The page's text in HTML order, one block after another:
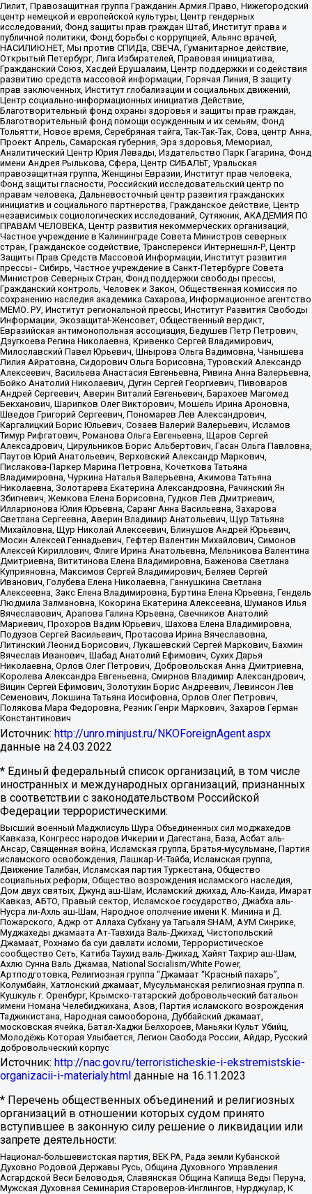
Лилит, Правозащитная группа Гражданин.Армия.Право, Нижегородский
центр немецкой и европейской культуры, Центр гендерных
исследований, Фонд защиты прав граждан Штаб, Институт права и
публичной политики, Фонд борьбы с коррупцией, Альянс врачей,
НАСИЛИЮ.НЕТ, Мы против СПИДа, СВЕЧА, Гуманитарное действие,
Открытый Петербург, Лига Избирателей, Правовая инициатива,
Гражданский Союз, Хасдей Ерушалаим, Центр поддержки и содействия
развитию средств массовой информации, Горячая Линия, В защиту
прав заключенных, Институт глобализации и социальных движений,
Центр социально-информационных инициатив Действие,
Благотворительный фонд охраны здоровья и защиты прав граждан,
Благотворительный фонд помощи осужденным и их семьям, Фонд
Тольятти, Новое время, Серебряная тайга, Так-Так-Так, Сова, центр Анна,
Проект Апрель, Самарская губерния, Эра здоровья, Мемориал,
Аналитический Центр Юрия Левады, Издательство Парк Гагарина, Фонд
имени Андрея Рылькова, Сфера, Центр СИБАЛЬТ, Уральская
правозащитная группа, Женщины Евразии, Институт прав человека,
Фонд защиты гласности, Российский исследовательский центр по
правам человека, Дальневосточный центр развития гражданских
инициатив и социального партнерства, Гражданское действие, Центр
независимых социологических исследований, Сутяжник, АКАДЕМИЯ ПО
ПРАВАМ ЧЕЛОВЕКА, Центр развития некоммерческих организаций,
Частное учреждение в Калининграде Совета Министров северных
стран, Гражданское содействие, Трансперенси Интернешнл-Р, Центр
Защиты Прав Средств Массовой Информации, Институт развития
прессы - Сибирь, Частное учреждение в Санкт-Петербурге Совета
Министров Северных Стран, Фонд поддержки свободы прессы,
Гражданский контроль, Человек и Закон, Общественная комиссия по
сохранению наследия академика Сахарова, Информационное агентство
МЕМО. РУ, Институт региональной прессы, Институт Развития Свободы
Информации, Экозащита!-Женсовет, Общественный вердикт,
Евразийская антимонопольная ассоциация, Бедушев Петр Петрович,
Дзугкоева Регина Николаевна, Кривенко Сергей Владимирович,
Милославский Павел Юрьевич, Шнырова Ольга Вадимовна, Чанышева
Лилия Айратовна, Сидорович Ольга Борисовна, Туровский Александр
Алексеевич, Васильева Анастасия Евгеньевна, Ривина Анна Валерьевна,
Бойко Анатолий Николаевич, Дугин Сергей Георгиевич, Пивоваров
Андрей Сергеевич, Аверин Виталий Евгеньевич, Барахоев Магомед
Бекханович, Шарипков Олег Викторович, Мошель Ирина Ароновна,
Шведов Григорий Сергеевич, Пономарев Лев Александрович,
Каргалицкий Борис Юльевич, Созаев Валерий Валерьевич, Исламов
Тимур Рифгатович, Романова Ольга Евгеньевна, Щаров Сергей
Алексадрович, Цирульников Борис Альбертович, Гасан Ольга Павловна,
Паутов Юрий Анатольевич, Верховский Александр Маркович,
Пислакова-Паркер Марина Петровна, Кочеткова Татьяна
Владимировна, Чуркина Наталья Валерьевна, Акимова Татьяна
Николаевна, Золотарева Екатерина Александровна, Рачинский Ян
Збигневич, Жемкова Елена Борисовна, Гудков Лев Дмитриевич,
Илларионова Юлия Юрьевна, Саранг Анна Васильевна, Захарова
Светлана Сергеевна, Аверин Владимир Анатольевич, Щур Татьяна
Михайловна, Щур Николай Алексеевич, Блинушов Андрей Юрьевич,
Мосин Алексей Геннадьевич, Гефтер Валентин Михайлович, Симонов
Алексей Кириллович, Флиге Ирина Анатольевна, Мельникова Валентина
Дмитриевна, Вититинова Елена Владимировна, Баженова Светлана
Куприяновна, Максимов Сергей Владимирович, Беляев Сергей
Иванович, Голубева Елена Николаевна, Ганнушкина Светлана
Алексеевна, Закс Елена Владимировна, Буртина Елена Юрьевна, Гендель
Людмила Залмановна, Кокорина Екатерина Алексеевна, Шуманов Илья
Вячеславович, Арапова Галина Юрьевна, Свечников Анатолий
Мариевич, Прохоров Вадим Юрьевич, Шахова Елена Владимировна,
Подузов Сергей Васильевич, Протасова Ирина Вячеславовна,
Литинский Леонид Борисович, Лукашевский Сергей Маркович, Бахмин
Вячеслав Иванович, Шабад Анатолий Ефимович, Сухих Дарья
Николаевна, Орлов Олег Петрович, Добровольская Анна Дмитриевна,
Королева Александра Евгеньевна, Смирнов Владимир Александрович,
Вицин Сергей Ефимович, Золотухин Борис Андреевич, Левинсон Лев
Семенович, Локшина Татьяна Иосифовна, Орлов Олег Петрович,
Полякова Мара Федоровна, Резник Генри Маркович, Захаров Герман
Константинович
Источник: http://unro.minjust.ru/NKOForeignAgent.aspx
данные на 24.03.2022
* Единый федеральный список организаций, в том числе
иностранных и международных организаций, признанных
в соответствии с законодательством Российской
Федерации террористическими:
Высший военный Маджлисуль Шура Объединенных сил моджахедов
Кавказа, Конгресс народов Ичкерии и Дагестана, База, Асбат аль-
Ансар, Священная война, Исламская группа, Братья-мусульмане, Партия
исламского освобождения, Лашкар-И-Тайба, Исламская группа,
Движение Талибан, Исламская партия Туркестана, Общество
социальных реформ, Общество возрождения исламского наследия,
Дом двух святых, Джунд аш-Шам, Исламский джихад, Аль-Каида, Имарат
Кавказ, АБТО, Правый сектор, Исламское государство, Джабха аль-
Нусра ли-Ахль аш-Шам, Народное ополчение имени К. Минина и Д.
Пожарского, Аджр от Аллаха Субхану уа Тагьаля SHAM, АУМ Синрике,
Муджахеды джамаата Ат-Тавхида Валь-Джихад, Чистопольский
Джамаат, Рохнамо ба суи давлати исломи, Террористическое
сообщество Сеть, Катиба Таухид валь-Джихад, Хайят Тахрир аш-Шам,
Ахлю Сунна Валь Джамаа, National Socialism/White Power,
Артподготовка, Религиозная группа “Джамаат “Красный пахарь”,
Колумбайн, Хатлонский джамаат, Мусульманская религиозная группа п.
Кушкуль г. Оренбург, Крымско-татарский добровольческий батальон
имени Номана Челебиджихана, Азов, Партия исламского возрождения
Таджикистана, Народная самооборона, Дуббайский джамаат,
московская ячейка, Батал-Хаджи Белхороев, Маньяки Культ Убийц,
Молодёжь Которая Улыбается, Легион Свобода России, Айдар, Русский
добровольческий корпус
Источник: http://nac.gov.ru/terroristicheskie-i-ekstremistskie-
organizacii-i-materialy.html данные на 16.11.2023
* Перечень общественных объединений и религиозных
организаций в отношении которых судом принято
вступившее в законную силу решение о ликвидации или
запрете деятельности:
Национал-большевистская партия, ВЕК РА, Рада земли Кубанской
Духовно Родовой Державы Русь, Община Духовного Управления
Асгардской Веси Беловодья, Славянская Община Капища Веды Перуна,
Мужская Духовная Семинария Староверов-Инглингов, Нурджулар, К